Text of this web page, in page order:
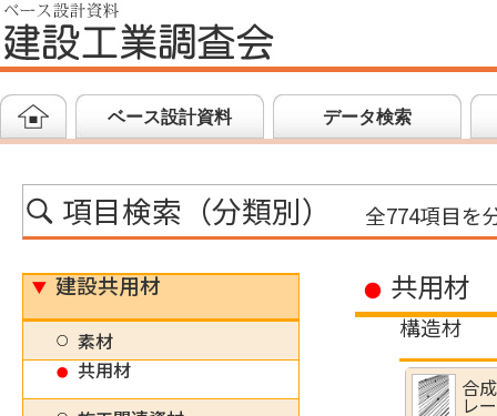
ベース設計資料 データ検索
項目検索（分類別） 全774項目を
建設共用材
素材
共用材
共用材
構造材
合
レ